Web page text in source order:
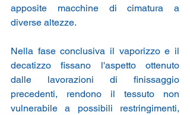
apposite macchine di cimatura a
diverse altezze.
Nella fase conclusiva il vaporizzo e il
decatizzo fissano l'aspetto ottenuto
dalle lavorazioni di finissaggio
precedenti, rendono il tessuto non
vulnerabile a possibili restringimenti,